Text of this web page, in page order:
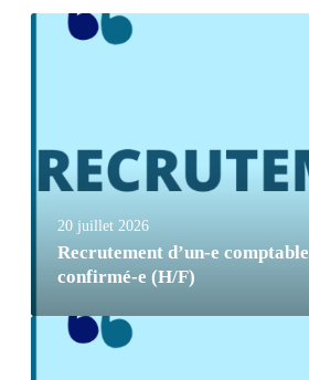
20 juillet 2026
Recrutement d’un-e comptable
confirmé-e (H/F)